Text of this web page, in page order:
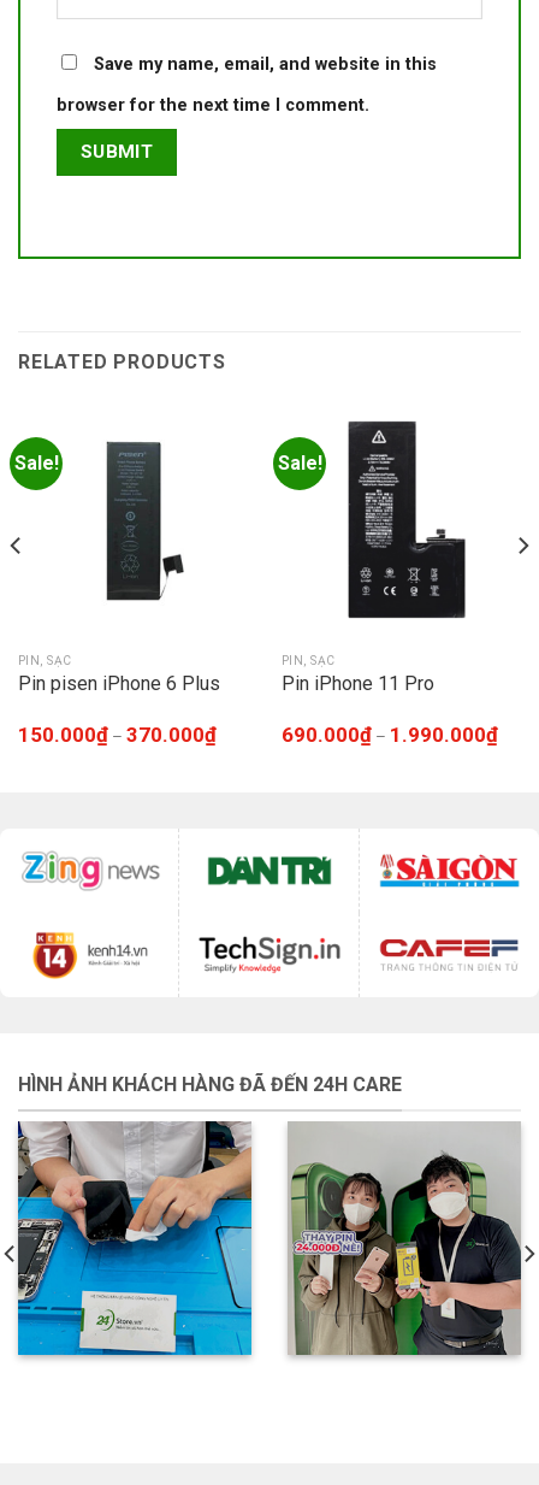
Save my name, email, and website in this
browser for the next time I comment.
RELATED PRODUCTS
Sale!
PIN, SẠC
Pin pisen iPhone 6 Plus
150.000₫– 370.000₫
Sale!
PIN, SẠC
Pin iPhone 11 Pro
690.000₫– 1.990.000₫
HÌNH ẢNH KHÁCH HÀNG ĐÃ ĐẾN 24H CARE